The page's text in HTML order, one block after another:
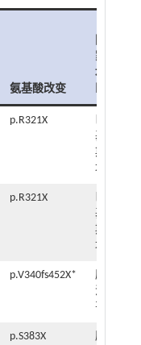
氨基酸改变
家/
地
p.R321X
巴
基
斯
坦
p.R321X
巴
基
斯
坦
p.V340fs452X*
摩
洛
哥
p.S383X
摩